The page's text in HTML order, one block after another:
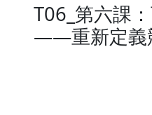
T06_第六課
——重新定義